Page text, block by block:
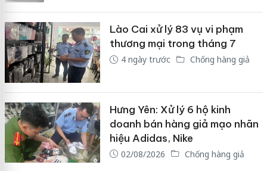
Lào Cai xử lý 83 vụ vi phạm
thương mại trong tháng 7
4 ngày trước Chống hàng giả
Hưng Yên: Xử lý 6 hộ kinh
doanh bán hàng giả mạo nhãn
hiệu Adidas, Nike
02/08/2026 Chống hàng giả